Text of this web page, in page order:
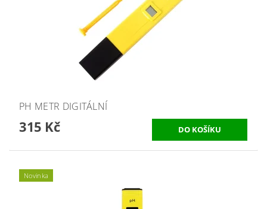
PH METR DIGITÁLNÍ
315 Kč
Novinka